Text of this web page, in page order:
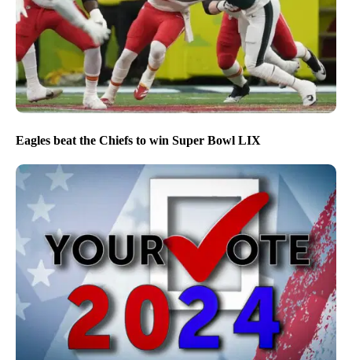
Eagles beat the Chiefs to win Super Bowl LIX